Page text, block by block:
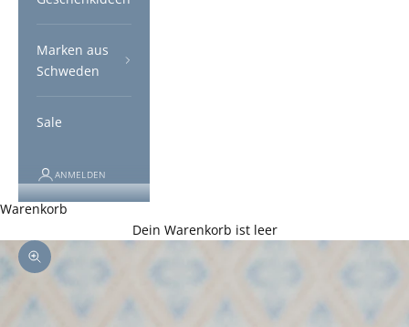
Marken aus
Schweden
Sale
ANMELDEN
Warenkorb
Dein Warenkorb ist leer
Bild vergrößern